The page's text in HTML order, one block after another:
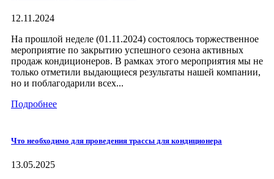
12.11.2024
На прошлой неделе (01.11.2024) состоялось торжественное
мероприятие по закрытию успешного сезона активных
продаж кондиционеров. В рамках этого мероприятия мы не
только отметили выдающиеся результаты нашей компании,
но и поблагодарили всех...
Подробнее
Что необходимо для проведения трассы для кондиционера
13.05.2025